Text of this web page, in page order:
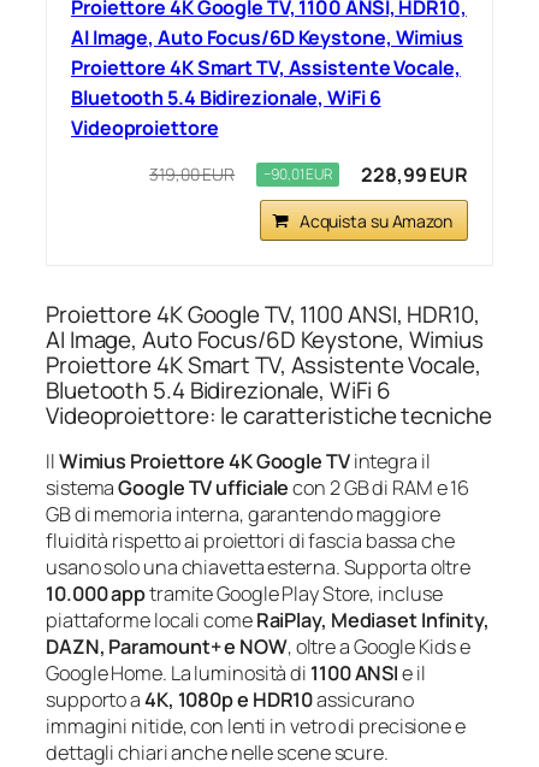
Proiettore 4K Google TV, 1100 ANSI, HDR10,
AI Image, Auto Focus/6D Keystone, Wimius
Proiettore 4K Smart TV, Assistente Vocale,
Bluetooth 5.4 Bidirezionale, WiFi 6
Videoproiettore
319,00 EUR −90,01 EUR 228,99 EUR
Acquista su Amazon
Proiettore 4K Google TV, 1100 ANSI, HDR10,
AI Image, Auto Focus/6D Keystone, Wimius
Proiettore 4K Smart TV, Assistente Vocale,
Bluetooth 5.4 Bidirezionale, WiFi 6
Videoproiettore: le caratteristiche tecniche
IlWimius Proiettore 4K Google TVintegra il
sistemaGoogle TV ufficialecon 2 GB di RAM e 16
GB di memoria interna, garantendo maggiore
fluidità rispetto ai proiettori di fascia bassa che
usano solo una chiavetta esterna. Supporta oltre
10.000 apptramite Google Play Store, incluse
piattaforme locali comeRaiPlay, Mediaset Infinity,
DAZN, Paramount+ e NOW, oltre a Google Kids e
Google Home. La luminosità di 1100 ANSIe il
supporto a4K, 1080p e HDR10assicurano
immagini nitide, con lenti in vetro di precisione e
dettagli chiari anche nelle scene scure.